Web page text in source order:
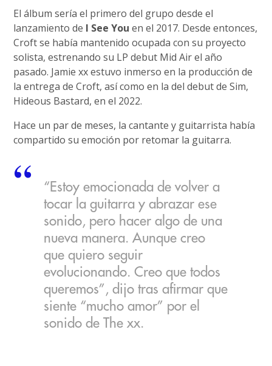
El álbum sería el primero del grupo desde el
lanzamiento de I See You en el 2017. Desde entonces,
Croft se había mantenido ocupada con su proyecto
solista, estrenando su LP debut Mid Air el año
pasado. Jamie xx estuvo inmerso en la producción de
la entrega de Croft, así como en la del debut de Sim,
Hideous Bastard, en el 2022.
Hace un par de meses, la cantante y guitarrista había
compartido su emoción por retomar la guitarra.
“Estoy emocionada de volver a
tocar la guitarra y abrazar ese
sonido, pero hacer algo de una
nueva manera. Aunque creo
que quiero seguir
evolucionando. Creo que todos
queremos”, dijo tras afirmar que
siente “mucho amor” por el
sonido de The xx.